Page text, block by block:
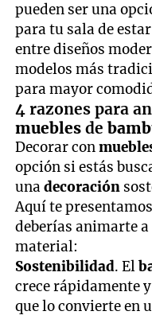
pueden ser una
para tu sala de
entre diseños
modelos más
para mayor
4 razones para
mueblesde
Decorar con
opción si estás
unadecoración
Aquí te
deberías animarte
material:
Sostenibilidad. El
crece rápidamente
que lo convierte en